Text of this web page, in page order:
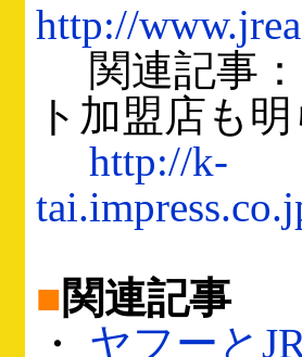
http://
関連記事：
ト加盟店も
http://k-
■関連記事
・ ヤフーと